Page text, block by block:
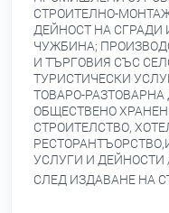
СТРОИТЕЛНО-
ДЕЙНОСТ НА СГРАДИ
ЧУЖБИНА;
И ТЪРГОВИЯ СЪС
ТУРИСТИЧЕСКИ
ТОВАРО-
ОБЩЕСТВЕНО
СТРОИТЕЛСТВО,
УСЛУГИ И
СЛЕД ИЗДАВАНЕ НА